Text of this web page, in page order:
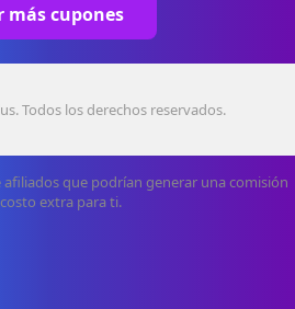
más cupones
Todos los derechos reservados.
afiliados que podrían generar una comisión
extra para ti.